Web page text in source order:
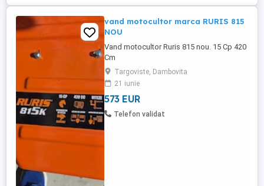
vand motocultor marca RURIS 815
NOU
Vand motocultor Ruris 815 nou. 15 Cp 420
Cm
Targoviste, Dambovita
21 iunie
573 EUR
Telefon validat